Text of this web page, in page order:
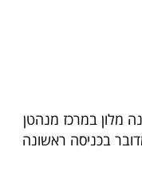
מלון במרכז מנהטן
דולר. מדובר בכניסה ראשונה